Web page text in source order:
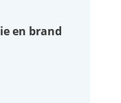
en brand